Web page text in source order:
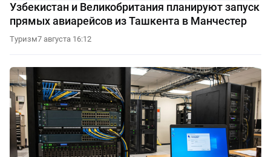
Узбекистан и Великобритания планируют запуск
прямых авиарейсов из Ташкента в Манчестер
Туризм7 августа 16:12